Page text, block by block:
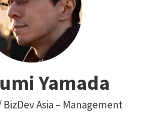
Yamada
Asia – Management